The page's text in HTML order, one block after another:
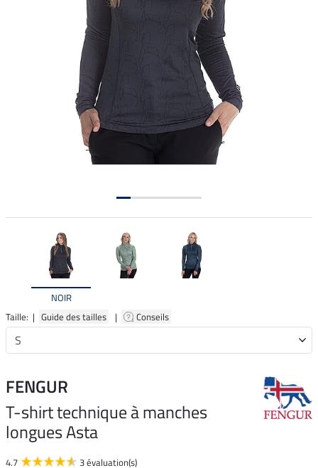
NOIR
Taille: | Guide des tailles | Conseils
FENGUR
T-shirt technique à manches
longues Asta
4.7 3 évaluation(s)